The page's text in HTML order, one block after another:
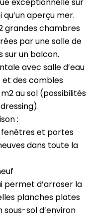
exceptionnelle sur
qu’un aperçu mer.
grandes chambres
par une salle de
sur un balcon.
avec salle d’eau
et des combles
au sol (possibilités
:
et portes
dans toute la
permet d’arroser la
planches plates
sol d’environ